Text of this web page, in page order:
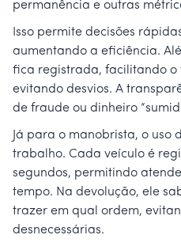
permanência e outras
Isso permite decisões
aumentando a eficiência.
fica registrada, facilitando o
evitando desvios. A
de fraude ou dinheiro
Já para o manobrista, o
trabalho. Cada veículo é
segundos, permitindo
tempo. Na devolução, ele
trazer em qual ordem,
desnecessárias.